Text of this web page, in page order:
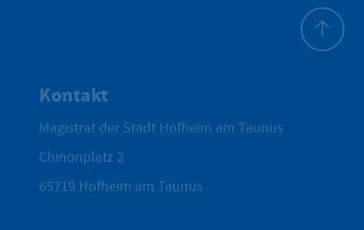
Kontakt
Magistrat der Stadt Hofheim am Taunus
Chinonplatz 2
65719 Hofheim am Taunus